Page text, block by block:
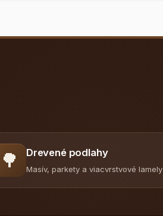
🌳 Drevené podlahy
Masív, parkety a viacvrstvové lamely